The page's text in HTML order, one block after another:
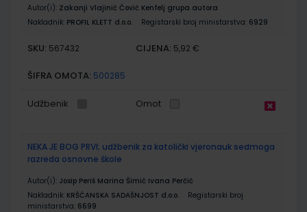
Autor(i): Zakanji Vlajinić Čović Kenfelj grupa autora
Nakladnik: PROFIL KLETT d.o.o. Registarski broj ministarstva: 6929
SKU: 567432 CIJENA: 5,92 €
ŠIFRA OMOTA: 500285
Udžbenik Omot
NEKA JE BOG PRVI; udžbenik za katolički vjeronauk sedmoga
razreda osnovne škole
Autor(i): Josip Periš Marina Šimić Ivana Perčić
Nakladnik: KRŠĆANSKA SADAŠNJOST d.o.o.
Registarski broj
ministarstva: 6699